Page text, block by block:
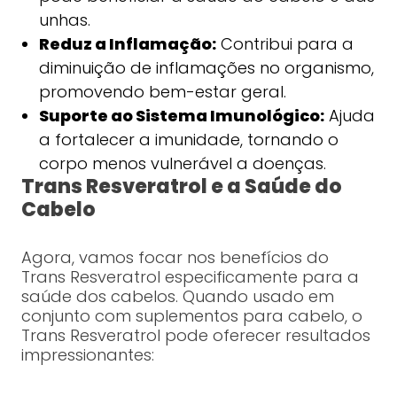
unhas.
Reduz a Inflamação:Contribui para a
diminuição de inflamações no organismo,
promovendo bem-estar geral.
Suporte ao Sistema Imunológico:Ajuda
a fortalecer a imunidade, tornando o
corpo menos vulnerável a doenças.
Trans Resveratrol e a Saúde do
Cabelo
Agora, vamos focar nos benefícios do
Trans Resveratrol especificamente para a
saúde dos cabelos. Quando usado em
conjunto com suplementos para cabelo, o
Trans Resveratrol pode oferecer resultados
impressionantes: